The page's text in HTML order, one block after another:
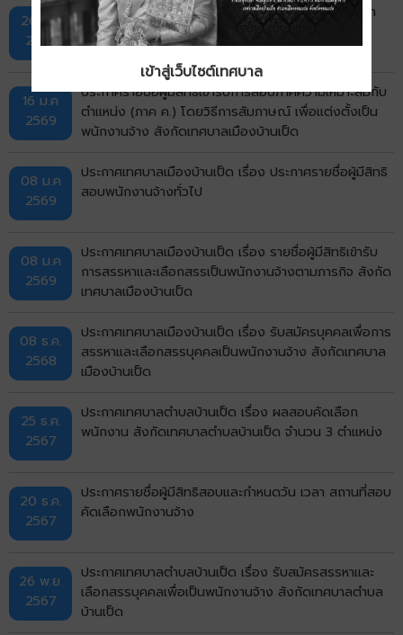
26 ม.ค
2569
ประกาศเทศบาลเมืองบ้านเป็ด เรื่อง ผลการสอบคัดเลือก
บุคคลเพื่อการสรรหาและการเลือกสรรเป็นพนักงานจ้าง
สังกัดเทศบาลเมืองบ้านเป็ด
16 ม.ค
2569
ประกาศรายชื่อผู้มีสิทธิเข้ารับการสอบภาคความเหมาะสมกับ
ตำแหน่ง (ภาค ค.) โดยวิธีการสัมภาษณ์ เพื่อแต่งตั้งเป็น
พนักงานจ้าง สังกัดเทศบาลเมืองบ้านเป็ด
08 ม.ค
2569
ประกาศเทศบาลเมืองบ้านเป็ด เรื่อง ประกาศรายชื่อผู้มีสิทธิ
สอบพนักงานจ้างทั่วไป
08 ม.ค
2569
ประกาศเทศบาลเมืองบ้านเป็ด เรื่อง รายชื่อผู้มีสิทธิเข้ารับ
การสรรหาและเลือกสรรเป็นพนักงานจ้างตามภารกิจ สังกัด
เทศบาลเมืองบ้านเป็ด
08 ธ.ค.
2568
ประกาศเทศบาลเมืองบ้านเป็ด เรื่อง รับสมัครบุคคลเพื่อการ
สรรหาและเลือกสรรบุคคลเป็นพนักงานจ้าง สังกัดเทศบาล
เมืองบ้านเป็ด
25 ธ.ค.
2567
ประกาศเทศบาลตำบลบ้านเป็ด เรื่อง ผลสอบคัดเลือก
พนักงาน สังกัดเทศบาลตำบลบ้านเป็ด จำนวน 3 ตำแหน่ง
20 ธ.ค.
2567
ประกาศรายชื่อผู้มีสิทธิสอบและกำหนดวัน เวลา สถานที่สอบ
คัดเลือกพนักงานจ้าง
26 พ.ย.
2567
ประกาศเทศบาลตำบลบ้านเป็ด เรื่อง รับสมัครสรรหาและ
เลือกสรรบุคคลเพื่อเป็นพนักงานจ้าง สังกัดเทศบาลตำบล
บ้านเป็ด
เข้าสู่เว็บไซต์เทศบาล